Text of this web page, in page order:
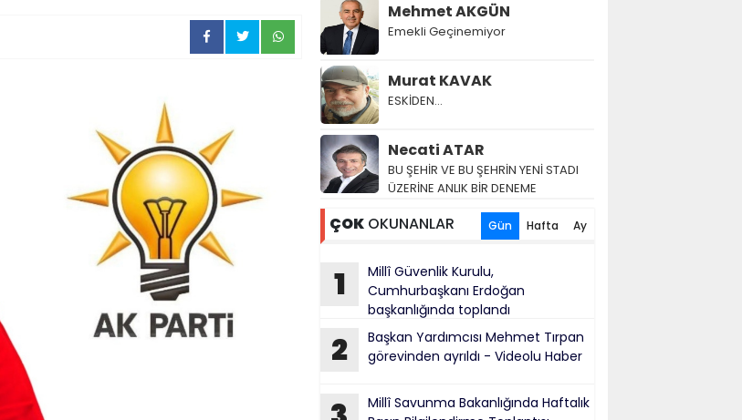
Mehmet AKGÜN
Emekli Geçinemiyor
Murat KAVAK
ESKİDEN...
Necati ATAR
BU ŞEHİR VE BU ŞEHRİN YENİ STADI
ÜZERİNE ANLIK BİR DENEME
ÇOK OKUNANLAR Gün Hafta Ay
1
Millî Güvenlik Kurulu,
Cumhurbaşkanı Erdoğan
başkanlığında toplandı
2
Başkan Yardımcısı Mehmet Tırpan
görevinden ayrıldı - Videolu Haber
Millî Savunma Bakanlığında Haftalık